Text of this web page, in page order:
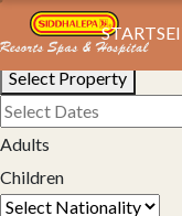
Select Property
Adults
Children